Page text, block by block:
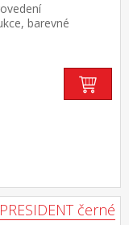
barevné
50 cm doporučená
černé